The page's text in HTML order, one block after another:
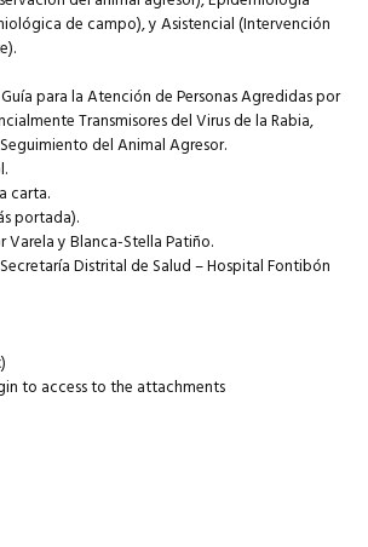
de campo), y Asistencial (Intervención
para la Atención de Personas Agredidas por
Transmisores del Virus de la Rabia,
del Animal Agresor.
carta.
portada).
Varela y Blanca-Stella Patiño.
Distrital de Salud – Hospital Fontibón